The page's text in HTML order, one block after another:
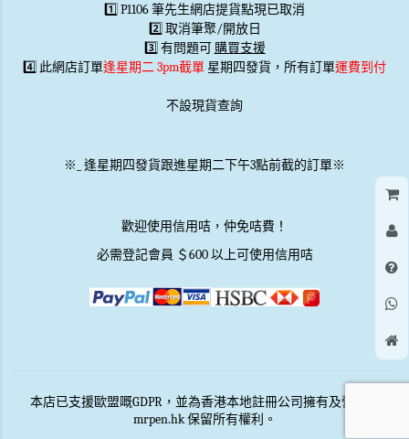
1️⃣ P1106 筆先生網店提貨點現已取消
2️⃣ 取消筆聚/開放日
3️⃣ 有問題可 購買支援
4️⃣ 此網店訂單逢星期二 3pm截單 星期四發貨，所有訂單運費到付
不設現貨查詢
※ 逢星期四發貨跟進星期二下午3點前截的訂單※
歡迎使用信用咭，仲免咭費！
必需登記會員 ＄600 以上可使用信用咭
本店已支援歐盟嘅GDPR，並為香港本地註冊公司擁有及營運。
mrpen.hk 保留所有權利。